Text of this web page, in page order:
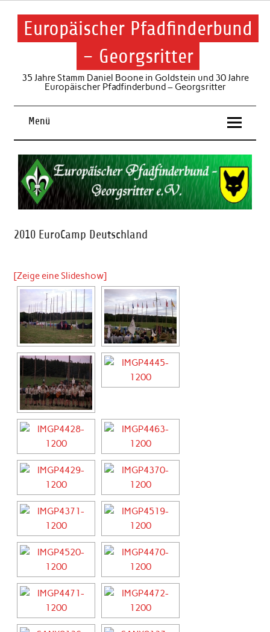
Skip
contentEuropäischer Pfadfinderbund
– Georgsritter
35 Jahre Stamm Daniel Boone in Goldstein und 30 Jahre
Europäischer Pfadfinderbund – Georgsritter
Menü
2010 EuroCamp Deutschland
[Zeige eine Slideshow]